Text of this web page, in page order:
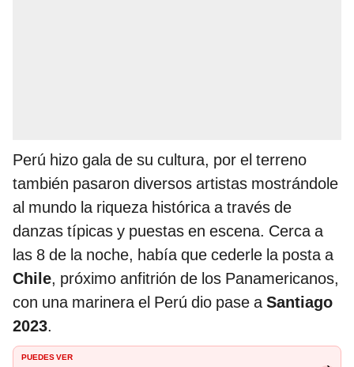
Perú hizo gala de su cultura, por el terreno
también pasaron diversos artistas mostrándole
al mundo la riqueza histórica a través de
danzas típicas y puestas en escena. Cerca a
las 8 de la noche, había que cederle la posta a
Chile, próximo anfitrión de los Panamericanos,
con una marinera el Perú dio pase aSantiago
2023.
PUEDES VER